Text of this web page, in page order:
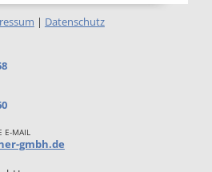
| Datenschutz
E-MAIL
gmbh.de